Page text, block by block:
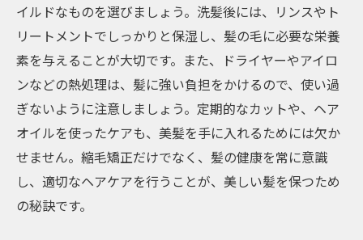
イルドなものを選びましょう。洗髪後には、リンスやト
リートメントでしっかりと保湿し、髪の毛に必要な栄養
素を与えることが大切です。また、ドライヤーやアイロ
ンなどの熱処理は、髪に強い負担をかけるので、使い過
ぎないように注意しましょう。定期的なカットや、ヘア
オイルを使ったケアも、美髪を手に入れるためには欠か
せません。縮毛矯正だけでなく、髪の健康を常に意識
し、適切なヘアケアを行うことが、美しい髪を保つため
の秘訣です。